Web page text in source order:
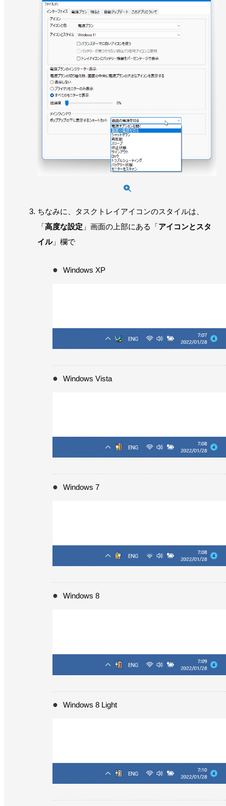
ちなみに、タスクトレイアイコンのスタイルは、
「高度な設定 」画面の上部にある「アイコンとスタ
イル」欄で
Windows XP
Windows Vista
Windows 7
Windows 8
Windows 8 Light